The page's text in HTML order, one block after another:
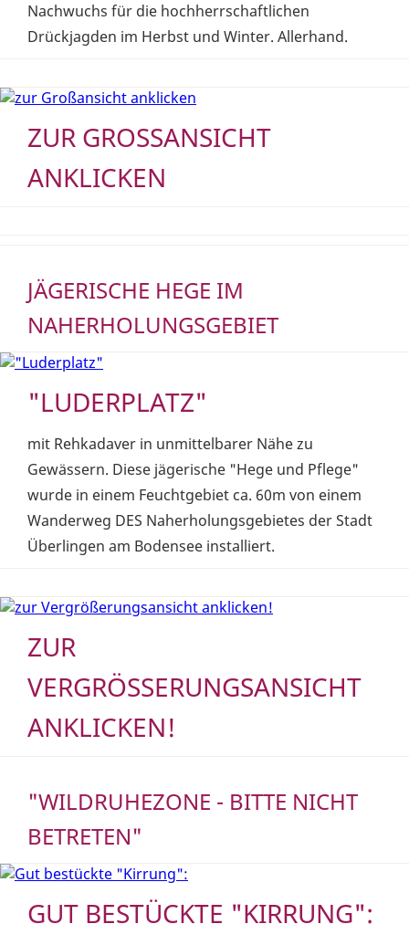
Nachwuchs für die hochherrschaftlichen
Drückjagden im Herbst und Winter. Allerhand.
ZUR GROSSANSICHT A
NKLICKEN
JÄGERISCHE HEGE IM
NAHERHOLUNGSGEBIET
"LUDERPLATZ"
mit Rehkadaver in unmittelbarer Nähe zu
Gewässern. Diese jägerische "Hege und Pflege"
wurde in einem Feuchtgebiet ca. 60m von einem
Wanderweg DES Naherholungsgebietes der Stadt
Überlingen am Bodensee installiert.
ZUR
VERGRÖSSERUNGSANSICHT A
NKLICKEN!
"WILDRUHEZONE - BITTE NICHT
BETRETEN"
GUT BESTÜCKTE "KIRRUNG":